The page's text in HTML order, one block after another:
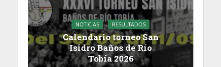
NOTICIAS RESULTADOS
Calendario torneo San
Isidro Baños de Río
Tobía 2026